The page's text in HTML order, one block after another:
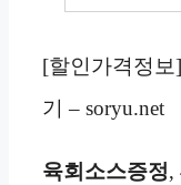
[할인가격정보]
기 – soryu.net
육회 소스증정,